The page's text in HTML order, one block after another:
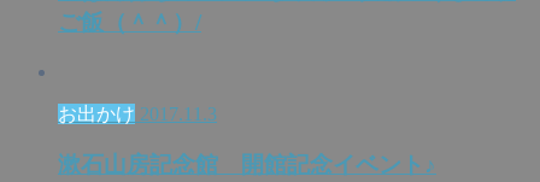
ご飯（＾＾）/
お出かけ 2017.11.3
漱石山房記念館 開館記念イベント♪